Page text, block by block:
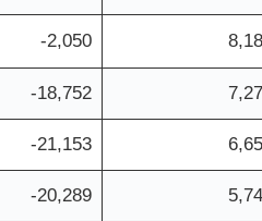
-2,050
-18,752
-21,153
-20,289